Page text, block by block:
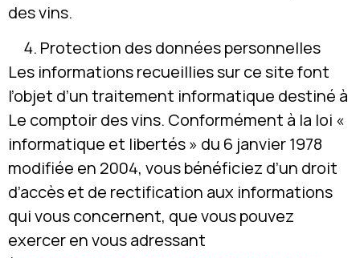
des vins.
Protection des données personnelles
Les informations recueillies sur ce site font
l’objet d’un traitement informatique destiné à
Le comptoir des vins. Conformément à la loi «
informatique et libertés » du 6 janvier 1978
modifiée en 2004, vous bénéficiez d’un droit
d’accès et de rectification aux informations
qui vous concernent, que vous pouvez
exercer en vous adressant